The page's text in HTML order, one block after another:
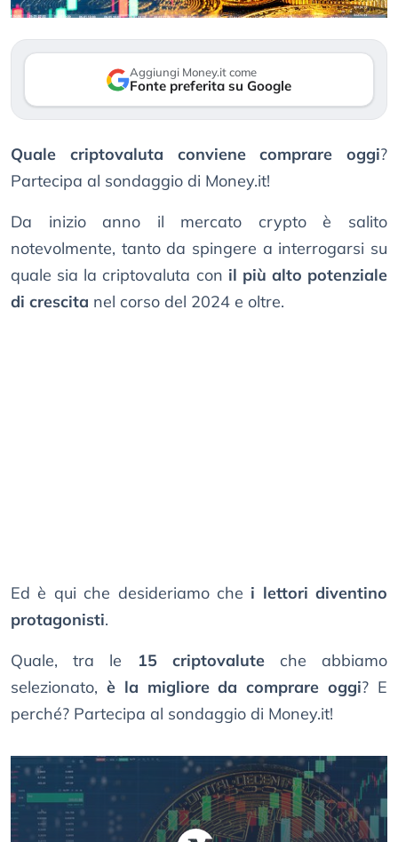
Aggiungi Money.it come
Fonte preferita su Google
Quale criptovaluta conviene comprare oggi?
Partecipa al sondaggio di Money.it!
Da inizio anno il mercato crypto è salito
notevolmente, tanto da spingere a interrogarsi su
quale sia la criptovaluta con il più alto potenziale
di crescita nel corso del 2024 e oltre.
Ed è qui che desideriamo che i lettori diventino
protagonisti.
Quale, tra le
15 criptovaluteche abbiamo
selezionato, è la migliore da comprare oggi? E
perché? Partecipa al sondaggio di Money.it!